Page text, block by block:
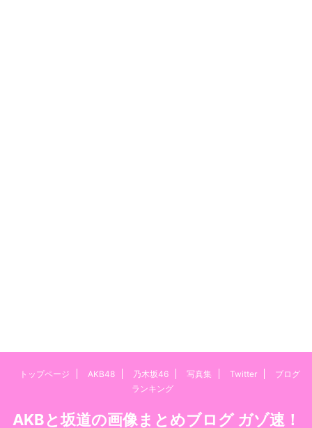
トップページ AKB48 乃木坂46 写真集 Twitter
ブログ
ランキング
AKBと坂道の画像まとめブログ ガゾ速！